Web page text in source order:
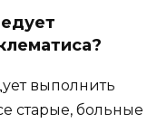
выполнить
старые, больные